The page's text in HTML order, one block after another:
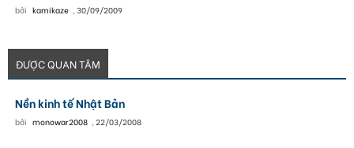
bởi kamikaze , 30/09/2009
ĐƯỢC QUAN TÂM
Nền kinh tế Nhật Bản
bởi monowar2008 , 22/03/2008